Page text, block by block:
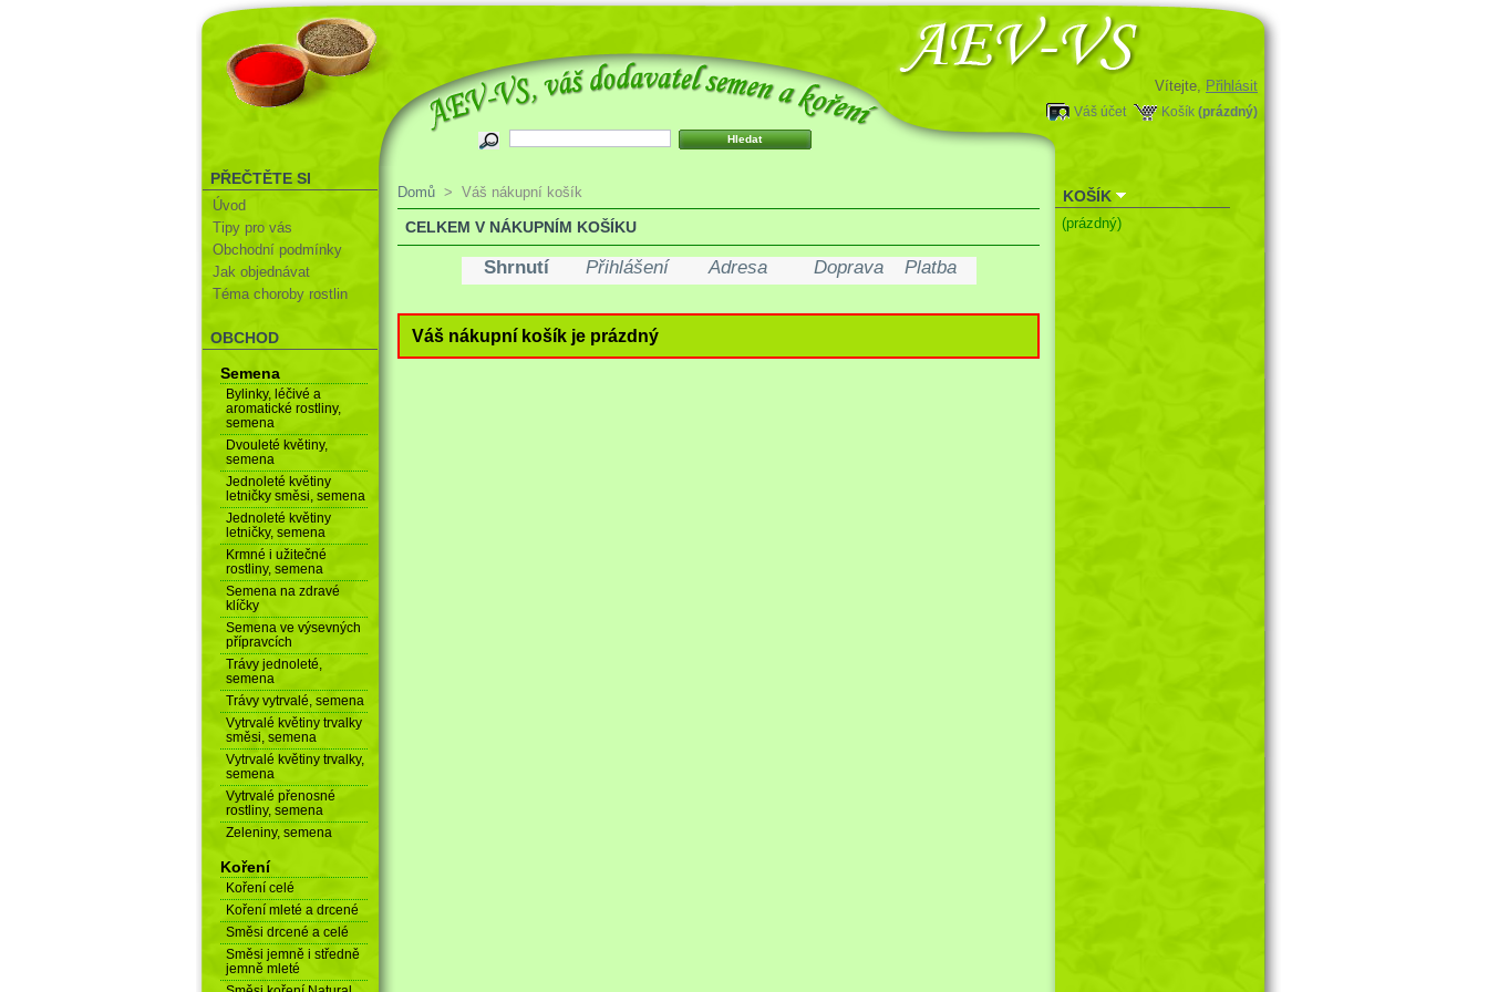
Vítejte, Přihlásit
Košík (prázdný)
Váš účet
PŘEČTĚTE SI
Úvod
Tipy pro vás
Obchodní podmínky
Jak objednávat
Téma choroby rostlin
OBCHOD
Semena
Bylinky, léčivé a
aromatické rostliny,
semena
Dvouleté květiny,
semena
Jednoleté květiny
letničky směsi, semena
Jednoleté květiny
letničky, semena
Krmné i užitečné
rostliny, semena
Semena na zdravé
klíčky
Semena ve výsevných
přípravcích
Trávy jednoleté,
semena
Trávy vytrvalé, semena
Vytrvalé květiny trvalky
směsi, semena
Vytrvalé květiny trvalky,
semena
Vytrvalé přenosné
rostliny, semena
Zeleniny, semena
Koření
Koření celé
Koření mleté a drcené
Směsi drcené a celé
Směsi jemně i středně
jemně mleté
Domů > Váš nákupní košík
CELKEM V NÁKUPNÍM KOŠÍKU
Shrnutí Přihlášení Adresa Doprava Platba
Váš nákupní košík je prázdný
KOŠÍK
(prázdný)